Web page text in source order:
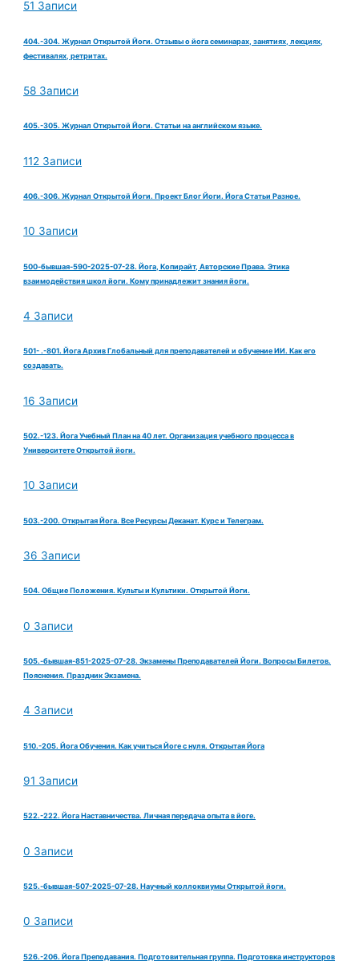
51 Записи
404.-304. Журнал Открытой Йоги. Отзывы о йога семинарах, занятиях, лекциях,
фестивалях, ретритах.
58 Записи
405.-305. Журнал Открытой Йоги. Статьи на английском языке.
112 Записи
406.-306. Журнал Открытой Йоги. Проект Блог Йоги. Йога Статьи Разное.
10 Записи
500-бывшая-590-2025-07-28. Йога, Копирайт, Авторские Права. Этика
взаимодействия школ йоги. Кому принадлежит знания йоги.
4 Записи
501- .-801. Йога Архив Глобальный для преподавателей и обучение ИИ. Как его
создавать.
16 Записи
502.-123. Йога Учебный План на 40 лет. Организация учебного процесса в
Университете Открытой йоги.
10 Записи
503.-200. Открытая Йога. Все Ресурсы Деканат. Курс и Телеграм.
36 Записи
504. Общие Положения. Культы и Культики. Открытой Йоги.
0 Записи
505.-бывшая-851-2025-07-28. Экзамены Преподавателей Йоги. Вопросы Билетов.
Пояснения. Праздник Экзамена.
4 Записи
510.-205. Йога Обучения. Как учиться Йоге с нуля. Открытая Йога
91 Записи
522.-222. Йога Наставничества. Личная передача опыта в йоге.
0 Записи
525.-бывшая-507-2025-07-28. Научный коллоквиумы Открытой йоги.
0 Записи
526.-206. Йога Преподавания. Подготовительная группа. Подготовка инструкторов